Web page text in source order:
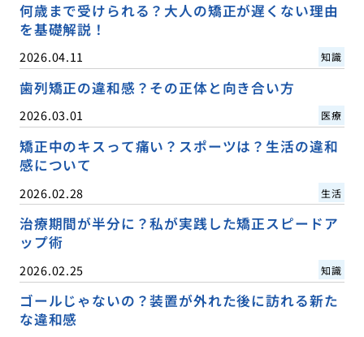
何歳まで受けられる？大人の矯正が遅くない理由
を基礎解説！
2026.04.11 知識
歯列矯正の違和感？その正体と向き合い方
2026.03.01 医療
矯正中のキスって痛い？スポーツは？生活の違和
感について
2026.02.28 生活
治療期間が半分に？私が実践した矯正スピードア
ップ術
2026.02.25 知識
ゴールじゃないの？装置が外れた後に訪れる新た
な違和感